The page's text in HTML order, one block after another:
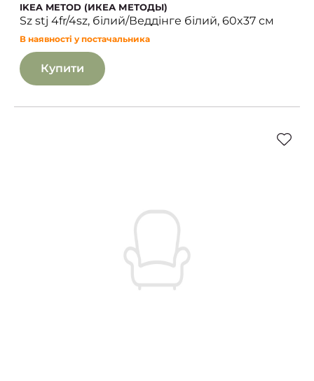
IKEA METOD (ИКЕА МЕТОДЫ)
Sz stj 4fr/4sz, білий/Веддінге білий, 60x37 см
В наявності у постачальника
Купити